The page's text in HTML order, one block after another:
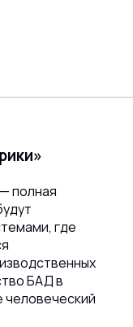
полная
где
БАД в
человеческий